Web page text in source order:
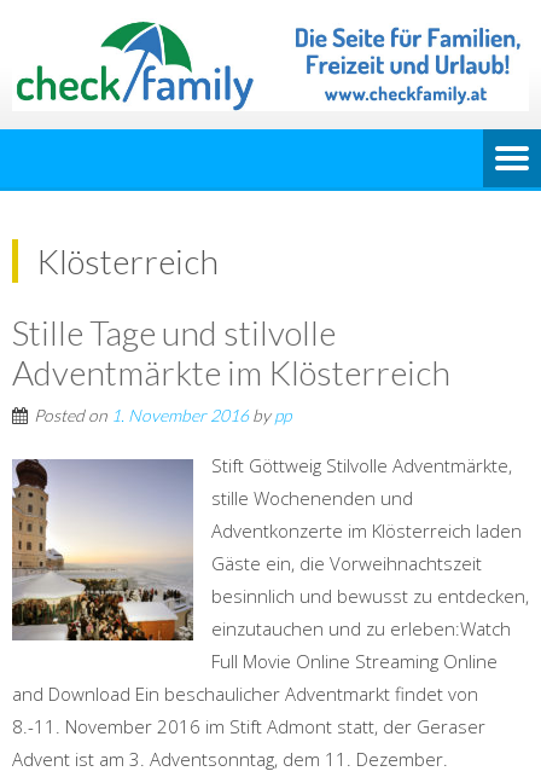
Klösterreich
Stille Tage und stilvolle
Adventmärkte im Klösterreich
Posted on 1. November 2016bypp
Stift Göttweig Stilvolle Adventmärkte,
stille Wochenenden und
Adventkonzerte im Klösterreich laden
Gäste ein, die Vorweihnachtszeit
besinnlich und bewusst zu entdecken,
einzutauchen und zu erleben:Watch
Full Movie Online Streaming Online
and Download Ein beschaulicher Adventmarkt findet von
8.-11. November 2016 im Stift Admont statt, der Geraser
Advent ist am 3. Adventsonntag, dem 11. Dezember.